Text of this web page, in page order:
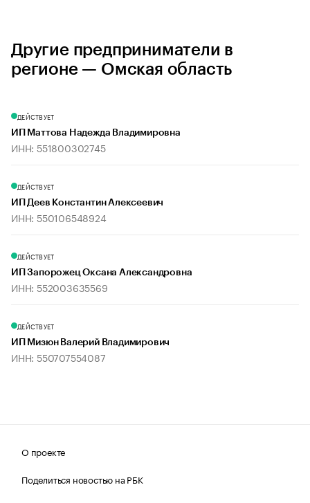
Другие предприниматели в
регионе — Омская область
ДЕЙСТВУЕТ
ИП Маттова Надежда Владимировна
ИНН: 551800302745
ДЕЙСТВУЕТ
ИП Деев Константин Алексеевич
ИНН: 550106548924
ДЕЙСТВУЕТ
ИП Запорожец Оксана Александровна
ИНН: 552003635569
ДЕЙСТВУЕТ
ИП Мизюн Валерий Владимирович
ИНН: 550707554087
О проекте
Поделиться новостью на РБК